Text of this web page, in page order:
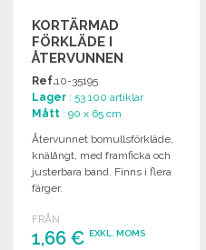
KORTÄRMAD
FÖRKLÄDE I
ÅTERVUNNEN
BOMULL
Ref.10-35195
Lager : 53 100 artiklar
Mått : 90 x 65 cm
Återvunnet bomullsförkläde,
knälångt, med framficka och
justerbara band. Finns i flera
färger.
FRÅN
1,66 € EXKL. MOMS